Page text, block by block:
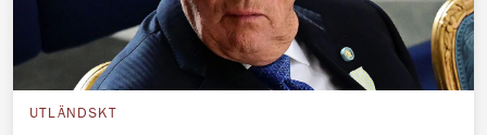
UTLÄNDSKT